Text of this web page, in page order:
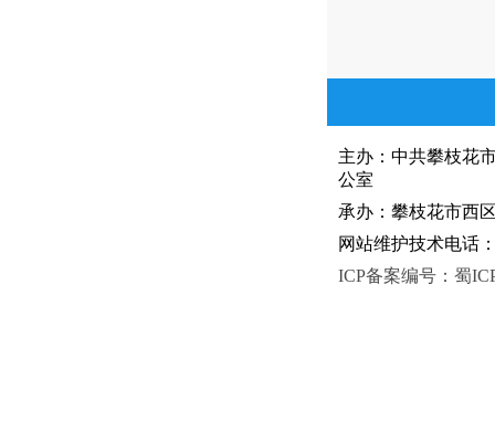
主办：中共攀枝
公室
承办：攀枝花市西
网站维护技术电话
ICP备案编号：蜀